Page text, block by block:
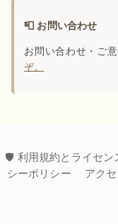
📮 お問い合わせ
お問い合わせ・ご
ぞ。
🛡️ 利用規約とライセン
シーポリシー
アク